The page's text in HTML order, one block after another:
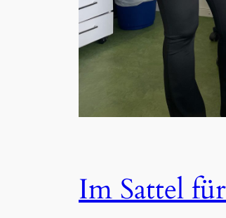
Im Sattel